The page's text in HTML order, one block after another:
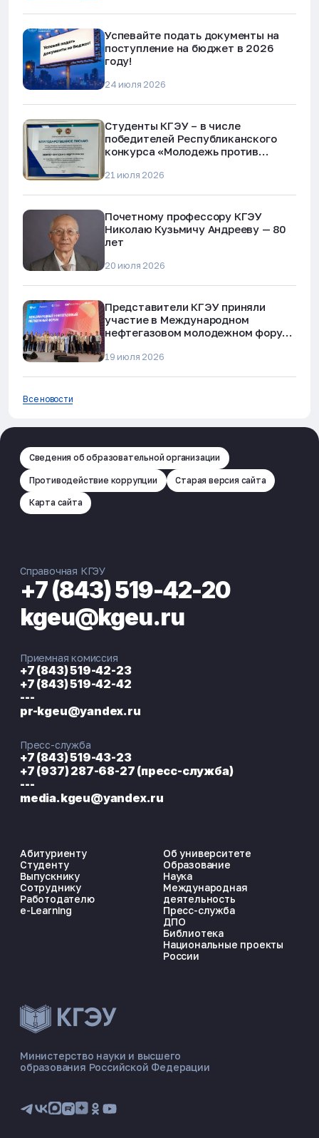
ЭНЕРГОКОД — ПОМОЩНИК КГЭУ
📋 Приёмная комиссия
🏠 Общежитие
Успевайте подать документы на
поступление на бюджет в 2026
году!
24 июля 2026
Студенты КГЭУ – в числе
победителей Республиканского
конкурса «Молодежь против
мошенничества»
21 июля 2026
Почетному профессору КГЭУ
Николаю Кузьмичу Андрееву — 80
лет
20 июля 2026
Представители КГЭУ приняли
участие в Международном
нефтегазовом молодежном форуме
19 июля 2026
Все новости
Сведения об образовательной организации
Противодействие коррупции Старая версия сайта
Карта сайта
Министерство науки и высшего
образования Российской Федерации
Абитуриенту
Студенту
Выпускнику
Сотруднику
Работодателю
e-Learning
Об университете
Образование
Наука
Международная
деятельность
Пресс-служба
ДПО
Библиотека
Национальные проекты
России
Справочная КГЭУ
+7 (843) 519-42-20
kgeu@kgeu.ru
Приемная комиссия
+7 (843) 519-42-23
+7 (843) 519-42-42
---
pr-kgeu@yandex.ru
Пресс-служба
+7 (843) 519-43-23
+7 (937) 287-68-27 (пресс-служба)
---
media.kgeu@yandex.ru